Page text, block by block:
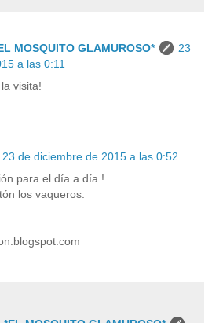
MOSQUITO GLAMUROSO*
23
a las 0:11
visita!
23 de diciembre de 2015 a las 0:52
para el día a día !
los vaqueros.